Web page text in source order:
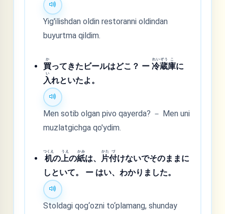
Yig'ilishdan oldin restoranni oldindan
buyurtma qildim.
買
か
ってきたビールはどこ？ ー冷
れい
蔵
ぞう
庫
こ
に
入
い
れといたよ。
Men sotib olgan pivo qayerda? － Men uni
muzlatgichga qo'ydim.
机
つくえ
の 上
うえ
の紙
かみ
は、 片
かた
付
づ
けないでそのままに
しといて。 ー はい、わかりました。
Stoldagi qog‘ozni to‘plamang, shunday